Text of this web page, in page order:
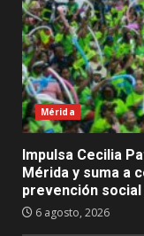
Mérida
Impulsa Cecilia
Mérida y suma a
prevención
6 agosto, 2026